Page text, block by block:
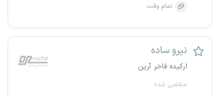
تمام وقت
نیرو ساده
ارکیده فاخر آرین
منقضی شده